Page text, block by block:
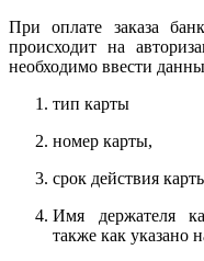
При оплате заказа
происходит на
необходимо ввести
тип карты
номер карты,
срок действия
Имя держателя
также как указано